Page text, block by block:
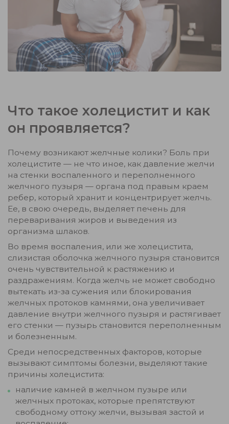
Что такое холецистит и как
он проявляется?
Почему возникают желчные колики? Боль при
холецистите — не что иное, как давление желчи
на стенки воспаленного и переполненного
желчного пузыря — органа под правым краем
ребер, который хранит и концентрирует желчь.
Ее, в свою очередь, выделяет печень для
переваривания жиров и выведения из
организма шлаков.
Во время воспаления, или же холецистита,
слизистая оболочка желчного пузыря становится
очень чувствительной к растяжению и
раздражениям. Когда желчь не может свободно
вытекать из-за сужения или блокирования
желчных протоков камнями, она увеличивает
давление внутри желчного пузыря и растягивает
его стенки — пузырь становится переполненным
и болезненным.
Среди непосредственных факторов, которые
вызывают симптомы болезни, выделяют такие
причины холецистита:
наличие камней в желчном пузыре или
желчных протоках, которые препятствуют
свободному оттоку желчи, вызывая застой и